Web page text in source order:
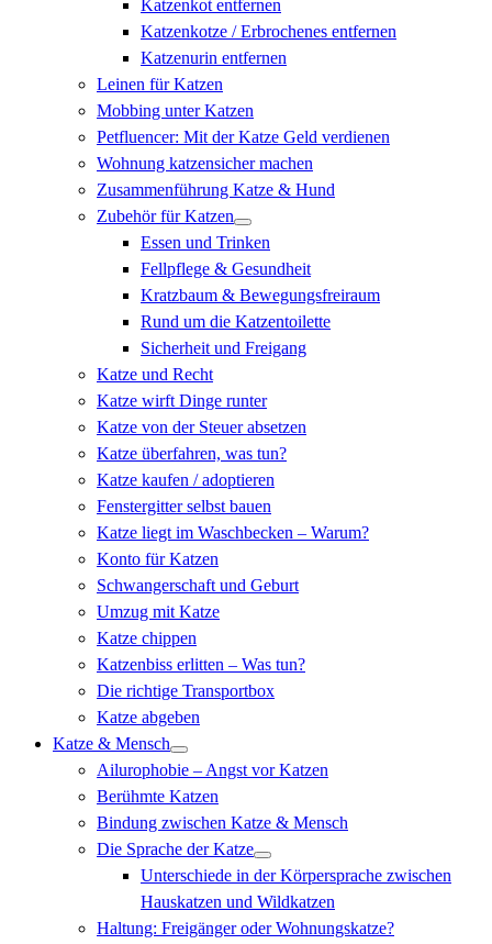
Katzenkot entfernen
Katzenkotze / Erbrochenes entfernen
Katzenurin entfernen
Leinen für Katzen
Mobbing unter Katzen
Petfluencer: Mit der Katze Geld verdienen
Wohnung katzensicher machen
Zusammenführung Katze & Hund
Zubehör für Katzen
Essen und Trinken
Fellpflege & Gesundheit
Kratzbaum & Bewegungsfreiraum
Rund um die Katzentoilette
Sicherheit und Freigang
Katze und Recht
Katze wirft Dinge runter
Katze von der Steuer absetzen
Katze überfahren, was tun?
Katze kaufen / adoptieren
Fenstergitter selbst bauen
Katze liegt im Waschbecken – Warum?
Konto für Katzen
Schwangerschaft und Geburt
Umzug mit Katze
Katze chippen
Katzenbiss erlitten – Was tun?
Die richtige Transportbox
Katze abgeben
Katze & Mensch
Ailurophobie – Angst vor Katzen
Berühmte Katzen
Bindung zwischen Katze & Mensch
Die Sprache der Katze
Unterschiede in der Körpersprache zwischen
Hauskatzen und Wildkatzen
Haltung: Freigänger oder Wohnungskatze?